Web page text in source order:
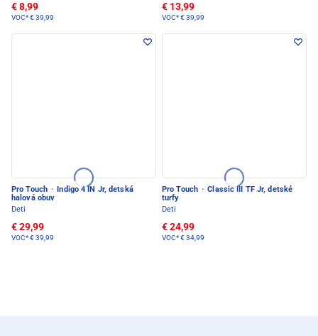
€ 8,99
VOC*€ 39,99
€ 13,99
VOC*€ 39,99
Pro Touch · Indigo 4 IN Jr, detská
halová obuv
Deti
€ 29,99
VOC*€ 39,99
Pro Touch · Classic III TF Jr, detské
turfy
Deti
€ 24,99
VOC*€ 34,99